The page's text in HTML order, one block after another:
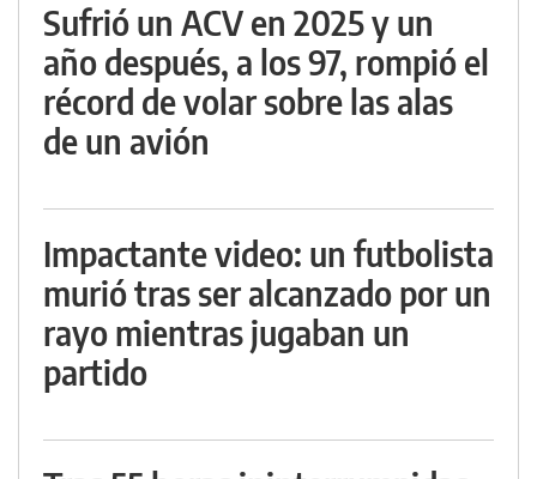
Sufrió un ACV en 2025 y un
año después, a los 97, rompió el
récord de volar sobre las alas
de un avión
Impactante video: un futbolista
murió tras ser alcanzado por un
rayo mientras jugaban un
partido